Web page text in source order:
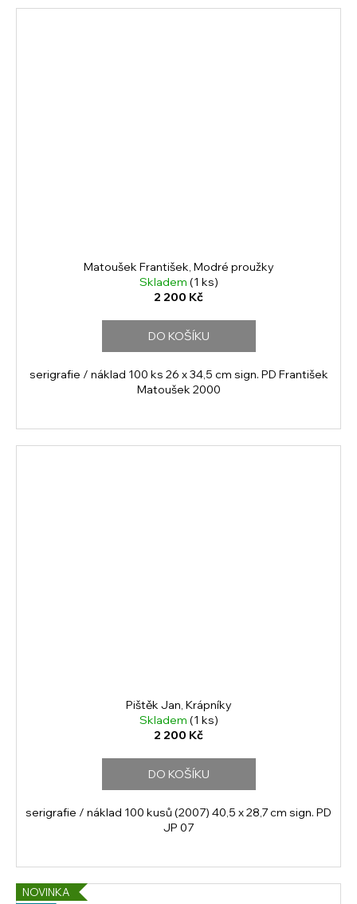
Matoušek František, Modré proužky
Skladem (1 ks)
2 200 Kč
DO KOŠÍKU
serigrafie / náklad 100 ks 26 x 34,5 cm sign. PD František
Matoušek 2000
Pištěk Jan, Krápníky
Skladem (1 ks)
2 200 Kč
DO KOŠÍKU
serigrafie / náklad 100 kusů (2007) 40,5 x 28,7 cm sign. PD
JP 07
NOVINKA